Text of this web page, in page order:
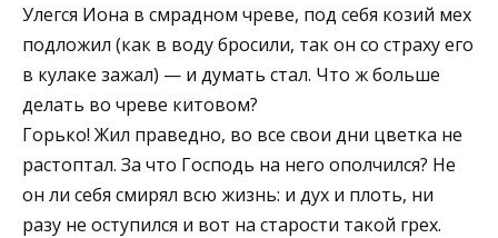
Улегся Иона в смрадном чреве, под себя козий мех
подложил (как в воду бросили, так он со страху его
в кулаке зажал) — и думать стал. Что ж больше
делать во чреве китовом?
Горько! Жил праведно, во все свои дни цветка не
растоптал. За что Господь на него ополчился? Не
он ли себя смирял всю жизнь: и дух и плоть, ни
разу не оступился и вот на старости такой грех.